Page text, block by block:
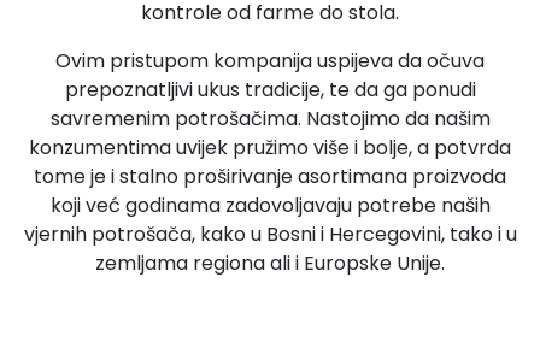
kontrole od farme do stola.
Ovim pristupom kompanija uspijeva da očuva
prepoznatljivi ukus tradicije, te da ga ponudi
savremenim potrošačima. Nastojimo da našim
konzumentima uvijek pružimo više i bolje, a potvrda
tome je i stalno proširivanje asortimana proizvoda
koji već godinama zadovoljavaju potrebe naših
vjernih potrošača, kako u Bosni i Hercegovini, tako i u
zemljama regiona ali i Europske Unije.